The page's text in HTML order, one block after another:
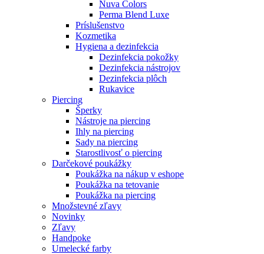
Nuva Colors
Perma Blend Luxe
Príslušenstvo
Kozmetika
Hygiena a dezinfekcia
Dezinfekcia pokožky
Dezinfekcia nástrojov
Dezinfekcia plôch
Rukavice
Piercing
Šperky
Nástroje na piercing
Ihly na piercing
Sady na piercing
Starostlivosť o piercing
Darčekové poukážky
Poukážka na nákup v eshope
Poukážka na tetovanie
Poukážka na piercing
Množstevné zľavy
Novinky
Zľavy
Handpoke
Umelecké farby